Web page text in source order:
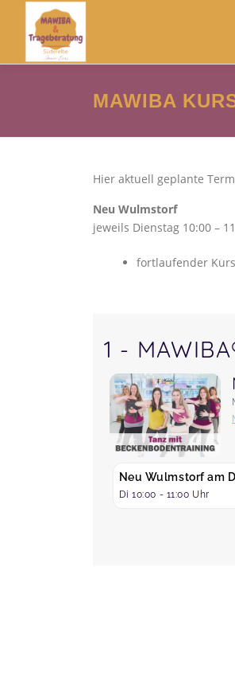
springen
MAWIBA
Hier aktuell geplante
Neu Wulmstorf
jeweils Dienstag 10:00 –
fortlaufender